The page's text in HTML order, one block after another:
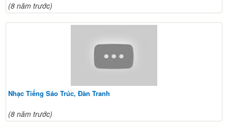
(8 năm trước)
Nhạc Tiếng Sáo Trúc, Đàn Tranh
(8 năm trước)